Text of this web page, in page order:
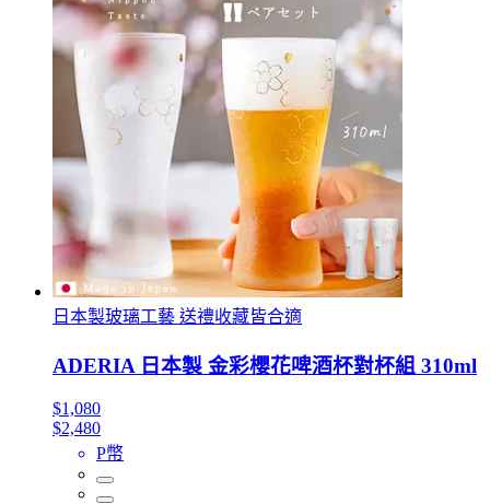
日本製玻璃工藝 送禮收藏皆合適
ADERIA 日本製 金彩櫻花啤酒杯對杯組 310ml
$1,080
$2,480
P幣